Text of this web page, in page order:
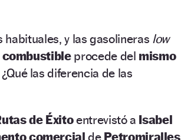
y las gasolineras low
combustible procede del mismo
las diferencia de las
de Éxitoentrevistó a Isabel
comercialde